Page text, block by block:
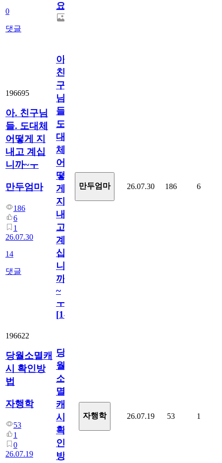
0
댓글
요.
196695
아. 친구님
들. 도대체
어떻게 지
내고 계십
니까~ㅜ
만두엄마
186
6
1
26.07.30
14
댓글
아.
친
구
님
들.
도
대
체
어
떻
게
지
내
고
계
십
니
까
~
ㅜ
[14
만두엄마 26.07.30 186 6
196622
당월소멸캐
시 확인방
법
자행학
53
1
0
26.07.19
당
월
소
멸
캐
시
확
인
방
자행학 26.07.19 53 1